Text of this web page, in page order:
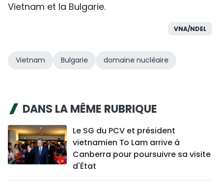
Vietnam et la Bulgarie.
VNA/NDEL
Vietnam Bulgarie domaine nucléaire
DANS LA MÊME RUBRIQUE
Le SG du PCV et président
vietnamien To Lam arrive à
Canberra pour poursuivre sa visite
d'État